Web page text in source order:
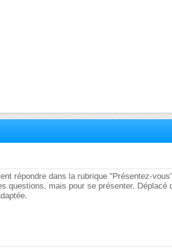
répondre dans la rubrique "Présentez-
questions, mais pour se présenter. Déplacé